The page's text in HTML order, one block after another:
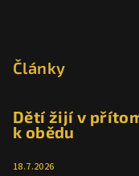
Články
Dětí žijí v
k obědu
18.7.2026